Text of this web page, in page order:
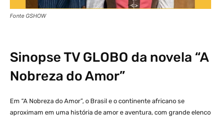
Fonte GSHOW
SinopseTV GLOBO da novela “A
Nobreza do Amor”
Em “A Nobreza do Amor”, o Brasil e o continente africano se
aproximam em uma história de amor e aventura, com grande elenco